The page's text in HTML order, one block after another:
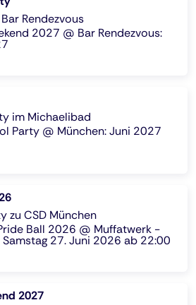
Rendezvous
2027 @ Bar Rendezvous:
im Michaelibad
Party @ München: Juni 2027
zu CSD München
Ball 2026 @ Muffatwerk -
27. Juni 2026 ab 22:00
2027